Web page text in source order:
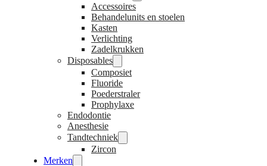
Accessoires
Behandelunits en stoelen
Kasten
Verlichting
Zadelkrukken
Disposables
Composiet
Fluoride
Poederstraler
Prophylaxe
Endodontie
Anesthesie
Tandtechniek
Zircon
Merken